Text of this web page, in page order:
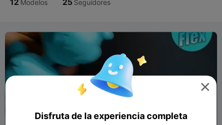
12 Modelos 25 Seguidores

Disfruta de la experiencia completa